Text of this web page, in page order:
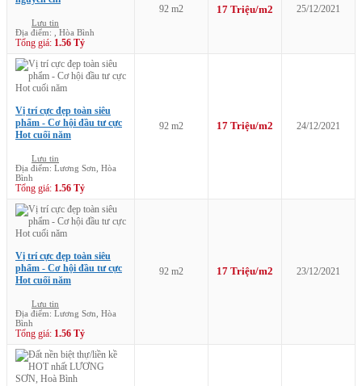
Lưu tin
Địa điểm: , Hòa Bình
Tổng giá: 1.56 Tỷ
92 m2 17 Triệu/m2 25/12/2021
Vị trí cực đẹp toàn siêu
phẩm - Cơ hội đầu tư cực
Hot cuối năm
Lưu tin
Địa điểm: Lương Sơn, Hòa
Bình
Tổng giá: 1.56 Tỷ
92 m2 17 Triệu/m2 24/12/2021
Vị trí cực đẹp toàn siêu
phẩm - Cơ hội đầu tư cực
Hot cuối năm
Lưu tin
Địa điểm: Lương Sơn, Hòa
Bình
Tổng giá: 1.56 Tỷ
92 m2 17 Triệu/m2 23/12/2021